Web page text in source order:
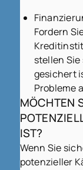
Fordern
stellen
gesichert
Probleme
MÖCHTEN
IST?
Wenn Sie
potenzieller